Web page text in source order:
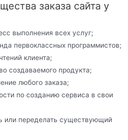
заказа сайта у
выполнения всех услуг;
первоклассных программистов;
клиента;
создаваемого продукта;
любого заказа;
по созданию сервиса в свои
или переделать существующий